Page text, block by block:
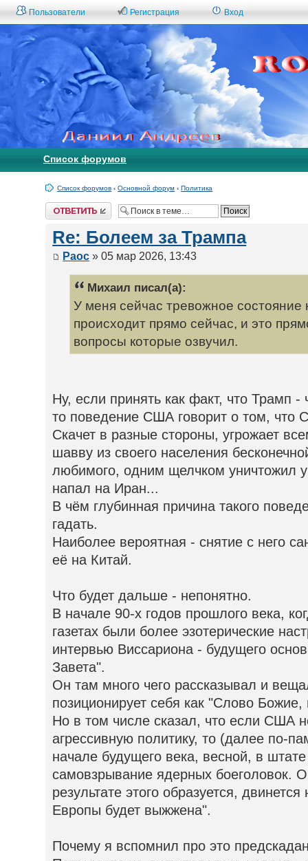
Пользователи Регистрация Вход
Список форумов
Список форумов ‹ Основной форум ‹ Политика
Ответить
Re: Болеем за Трампа
Раос » 05 мар 2026, 13:43
Михаил писал(а):
У меня сейчас тревожное
происходит прямо сейчас, и это
вопросы которые озвучил.
Ну, если принять как факт, что Трамп -
то поведение США говорит о том, что
Скачет в разные стороны, угрожает
шавву из своего населения
любимого, одним щелчком уничтожил
напал на Иран...
В чём глубинная причина такого
гадать.
Наиболее вероятная - снятие с него
её на Китай.
Что будет дальше - непонятно.
В начале 90-х годов прошлого века,
газетах были более эзотерические
интервью Виссариона - будущего
Завета".
Он там много чего рассказывал и
позиционирует себя как "Слово
Но в том числе сказал, что если США
агрессивную политику, то (далее по-
начале будущего века, весной, в
самовзрывание ядерных боеголовок.
результате этого образуется,
Европы будет выжжена".
Почему я вспомнил про это